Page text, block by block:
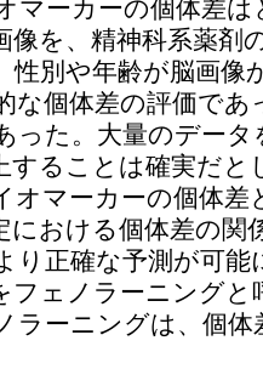
マーカーの個体差
像を、精神科系薬剤
性別や年齢が脳画像
な個体差の評価であ
った。大量のデータ
することは確実だと
オマーカーの個体差
における個体差の関
り正確な予測が可
フェノラーニングと
ラーニングは、個体